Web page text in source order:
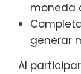
moneda
generar
Al